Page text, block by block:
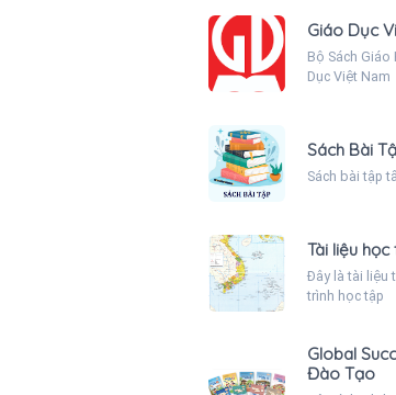
Giáo Dục
Bộ Sách Giáo
Dục Việt Nam
Sách Bài
Sách bài tập
Tài liệu học
Đây là tài liệu
trình học tập
Global
Đào Tạo